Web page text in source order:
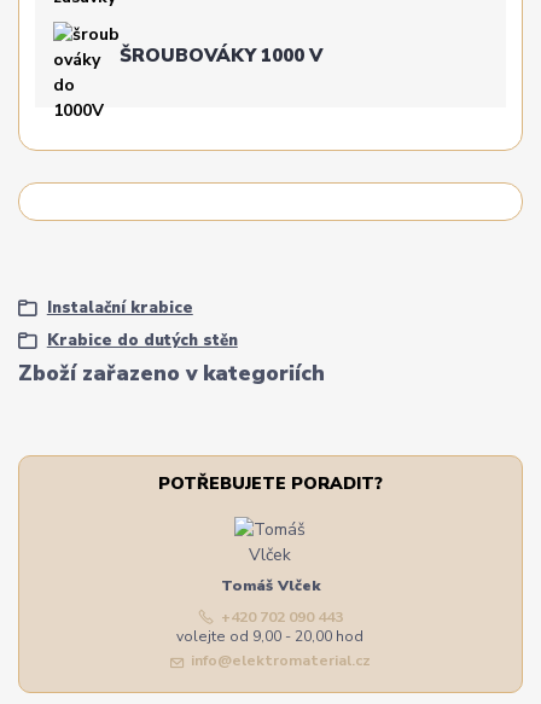
ŠROUBOVÁKY 1000 V
Zboží zařazeno v kategoriích
Instalační krabice
Krabice do dutých stěn
POTŘEBUJETE PORADIT?
Tomáš Vlček
+420 702 090 443
volejte od 9,00 - 20,00 hod
info@elektromaterial.cz